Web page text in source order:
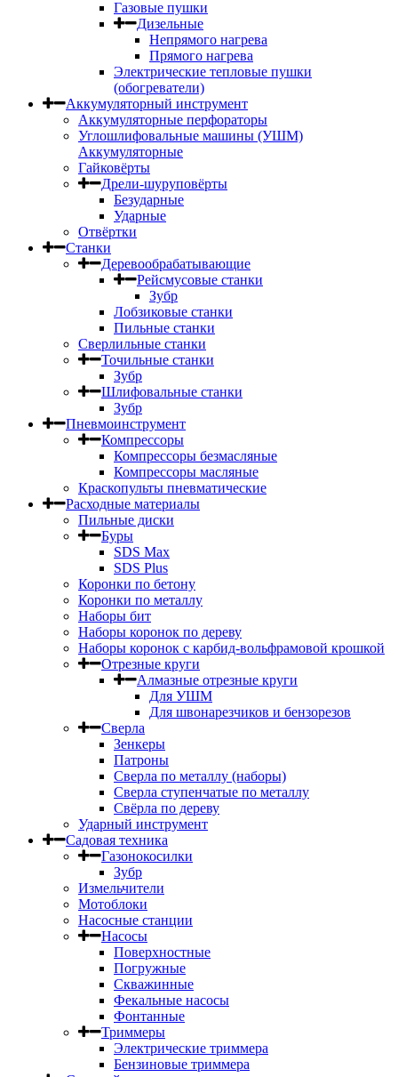
Газовые пушки
Дизельные
Непрямого нагрева
Прямого нагрева
Электрические тепловые пушки
(обогреватели)
Аккумуляторный инструмент
Аккумуляторные перфораторы
Углошлифовальные машины (УШМ)
Аккумуляторные
Гайковёрты
Дрели-шуруповёрты
Безударные
Ударные
Отвёртки
Станки
Деревообрабатывающие
Рейсмусовые станки
Зубр
Лобзиковые станки
Пильные станки
Сверлильные станки
Точильные станки
Зубр
Шлифовальные станки
Зубр
Пневмоинструмент
Компрессоры
Компрессоры безмасляные
Компрессоры масляные
Краскопульты пневматические
Расходные материалы
Пильные диски
Буры
SDS Max
SDS Plus
Коронки по бетону
Коронки по металлу
Наборы бит
Наборы коронок по дереву
Наборы коронок с карбид-вольфрамовой крошкой
Отрезные круги
Алмазные отрезные круги
Для УШМ
Для швонарезчиков и бензорезов
Сверла
Зенкеры
Патроны
Сверла по металлу (наборы)
Сверла ступенчатые по металлу
Свёрла по дереву
Ударный инструмент
Садовая техника
Газонокосилки
Зубр
Измельчители
Мотоблоки
Насосные станции
Насосы
Поверхностные
Погружные
Скважинные
Фекальные насосы
Фонтанные
Триммеры
Электрические триммера
Бензиновые триммера